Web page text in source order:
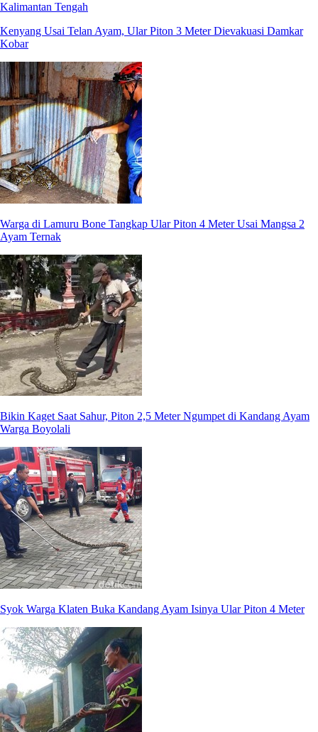
Kalimantan Tengah
Kenyang Usai Telan Ayam, Ular Piton 3 Meter Dievakuasi Damkar
Kobar
Warga di Lamuru Bone Tangkap Ular Piton 4 Meter Usai Mangsa 2
Ayam Ternak
Bikin Kaget Saat Sahur, Piton 2,5 Meter Ngumpet di Kandang Ayam
Warga Boyolali
Syok Warga Klaten Buka Kandang Ayam Isinya Ular Piton 4 Meter